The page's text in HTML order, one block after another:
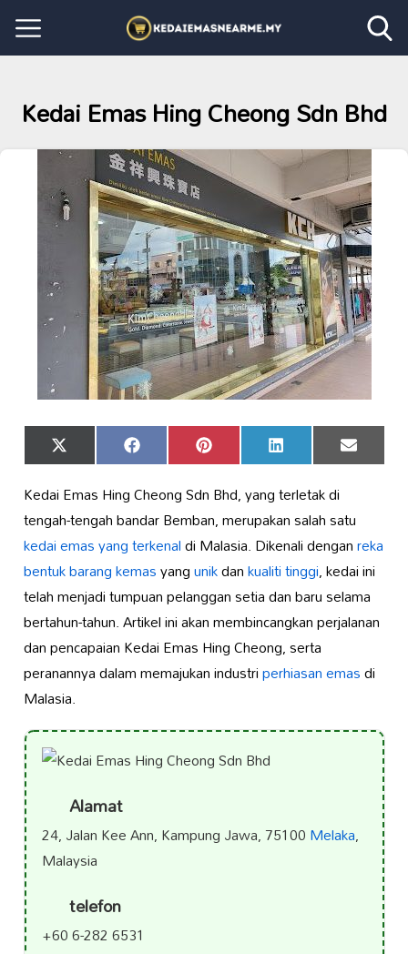
Kedai Emas Hing Cheong Sdn Bhd
Share
on
X
(Twitter)
Share
on
Facebook Share
on
Pinterest Share
on
LinkedIn Share
on
Email
Kedai Emas Hing Cheong Sdn Bhd, yang terletak di
tengah-tengah bandar Bemban, merupakan salah satu
kedai emas yang terkenaldi Malasia. Dikenali denganreka
bentuk barang kemasyangunikdankualiti tinggi, kedai ini
telah menjadi tumpuan pelanggan setia dan baru selama
bertahun-tahun. Artikel ini akan membincangkan perjalanan
dan pencapaian Kedai Emas Hing Cheong, serta
peranannya dalam memajukan industriperhiasan emasdi
Malasia.
Alamat
24, Jalan Kee Ann, Kampung Jawa, 75100Melaka,
Malaysia
telefon
+60 6-282 6531